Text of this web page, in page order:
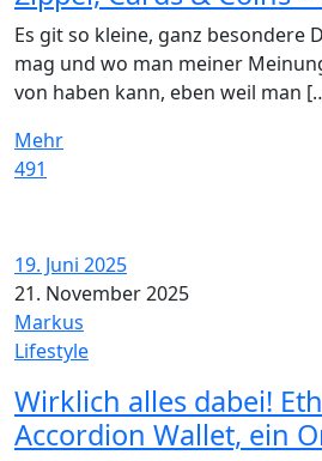
Es git so kleine, ganz besondere
mag und wo man meiner
von haben kann, eben weil man
Mehr
491
19. Juni 2025
21. November 2025
Markus
Lifestyle
Wirklich alles dabei!
Accordion Wallet, ein